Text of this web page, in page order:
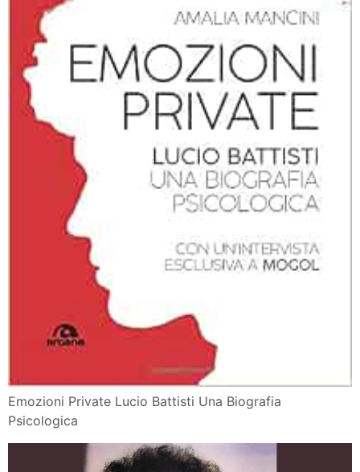
Emozioni Private Lucio Battisti Una Biografia
Psicologica